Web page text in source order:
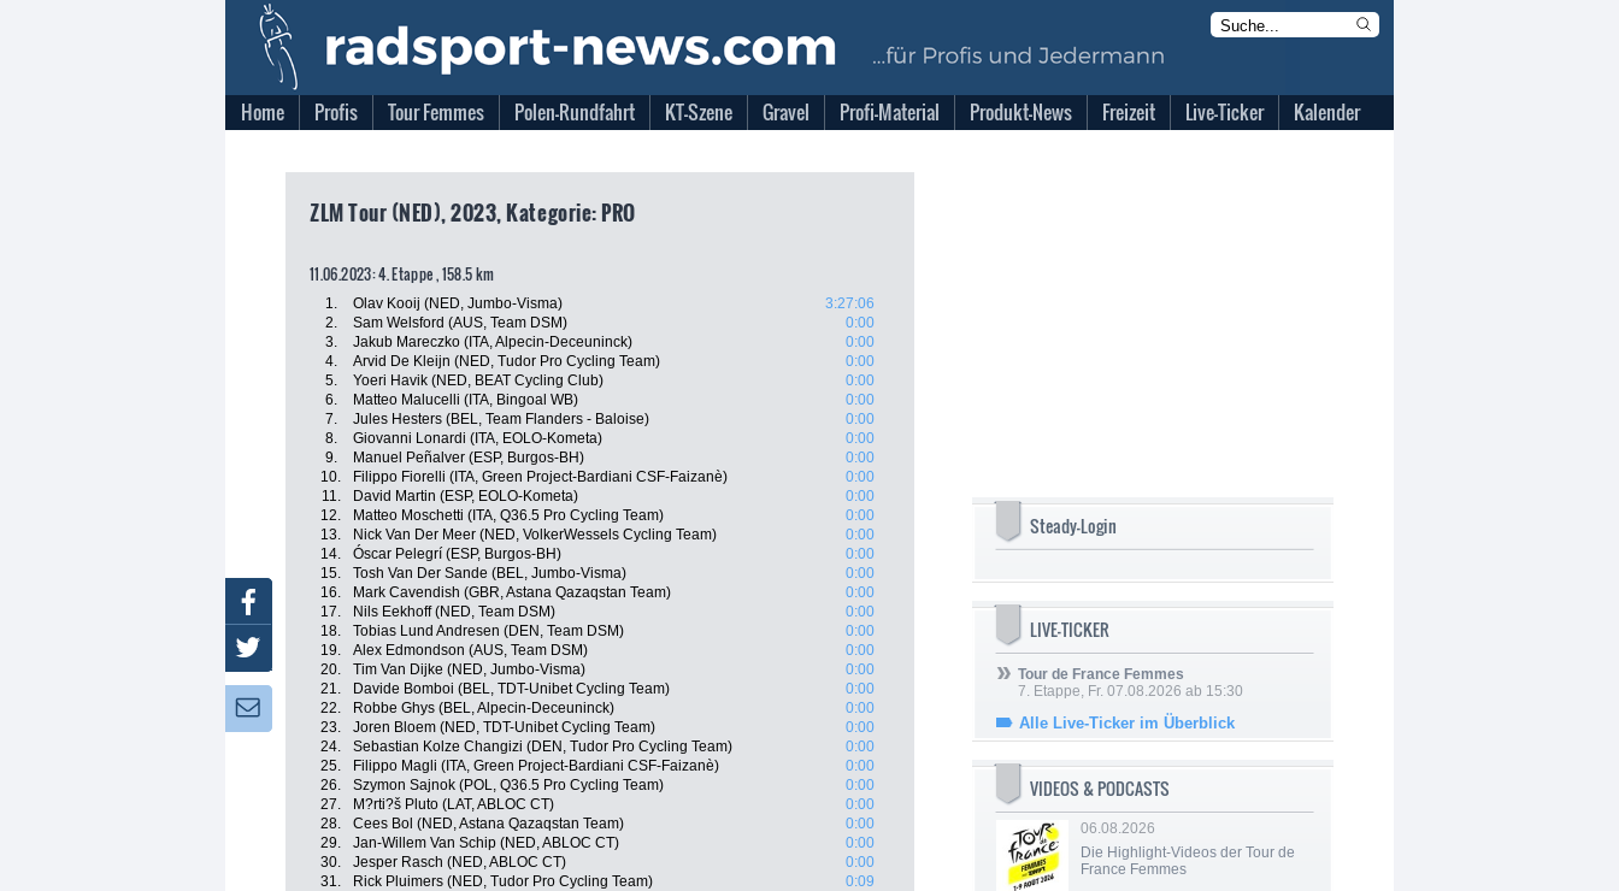
Home Profis Tour Femmes Polen-Rundfahrt KT-Szene Gravel Profi-Material Produkt-News Freizeit Live-Ticker Kalender
ZLM Tour (NED), 2023, Kategorie: PRO
11.06.2023: 4. Etappe , 158.5 km
1. Olav Kooij (NED, Jumbo-Visma)
3:27:06
2.
Sam Welsford (AUS, Team DSM)
0:00
3.
Jakub Mareczko (ITA, Alpecin-Deceuninck)
0:00
4.
Arvid De Kleijn (NED, Tudor Pro Cycling Team)
0:00
5.
Yoeri Havik (NED, BEAT Cycling Club)
0:00
6.
Matteo Malucelli (ITA, Bingoal WB)
0:00
7.
Jules Hesters (BEL, Team Flanders - Baloise)
0:00
8.
Giovanni Lonardi (ITA, EOLO-Kometa)
0:00
9.
Manuel Peñalver (ESP, Burgos-BH)
0:00
10.
Filippo Fiorelli (ITA, Green Project-Bardiani CSF-Faizanè)
0:00
11.
David Martin (ESP, EOLO-Kometa)
0:00
12.
Matteo Moschetti (ITA, Q36.5 Pro Cycling Team)
0:00
13.
Nick Van Der Meer (NED, VolkerWessels Cycling Team)
0:00
14.
Óscar Pelegrí (ESP, Burgos-BH)
0:00
15.
Tosh Van Der Sande (BEL, Jumbo-Visma)
0:00
16.
Mark Cavendish (GBR, Astana Qazaqstan Team)
0:00
17.
Nils Eekhoff (NED, Team DSM)
0:00
18.
Tobias Lund Andresen (DEN, Team DSM)
0:00
19.
Alex Edmondson (AUS, Team DSM)
0:00
20.
Tim Van Dijke (NED, Jumbo-Visma)
0:00
21.
Davide Bomboi (BEL, TDT-Unibet Cycling Team)
0:00
22.
Robbe Ghys (BEL, Alpecin-Deceuninck)
0:00
23.
Joren Bloem (NED, TDT-Unibet Cycling Team)
0:00
24.
Sebastian Kolze Changizi (DEN, Tudor Pro Cycling Team)
0:00
25.
Filippo Magli (ITA, Green Project-Bardiani CSF-Faizanè)
0:00
26.
Szymon Sajnok (POL, Q36.5 Pro Cycling Team)
0:00
27.
M?rti?š Pluto (LAT, ABLOC CT)
0:00
28.
Cees Bol (NED, Astana Qazaqstan Team)
0:00
29.
Jan-Willem Van Schip (NED, ABLOC CT)
0:00
30.
Jesper Rasch (NED, ABLOC CT)
0:00
31.
Rick Pluimers (NED, Tudor Pro Cycling Team)
0:09
Steady-Login
LIVE-TICKER
Tour de France Femmes
7. Etappe, Fr. 07.08.2026 ab 15:30
Alle Live-Ticker im Überblick
VIDEOS & PODCASTS
06.08.2026
Die Highlight-Videos der Tour de
France Femmes
Facebook
Twitter
Newsletter: